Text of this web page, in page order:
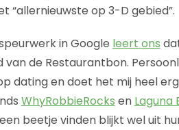
“allernieuwste op 3-D gebied”.
in Google leert ons
de Restaurantbon.
dating en doet het mij heel
WhyRobbieRocks en Laguna
beetje vinden blijkt wel uit